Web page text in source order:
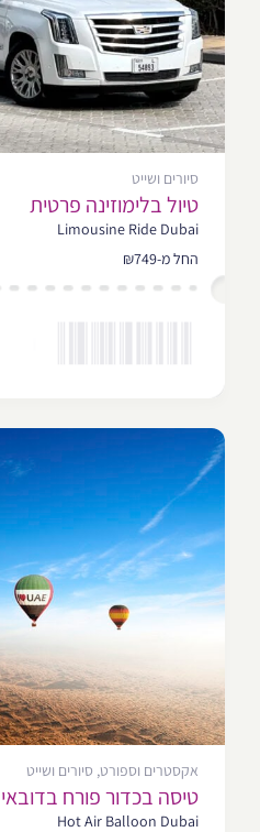
סיורים ושייט
טיול בלימוזינה פרטית
Limousine Ride Dubai
החל מ-₪749
אקסטרים וספורט, סיורים ושייט
טיסה בכדור פורח בדובאי
Hot Air Balloon Dubai